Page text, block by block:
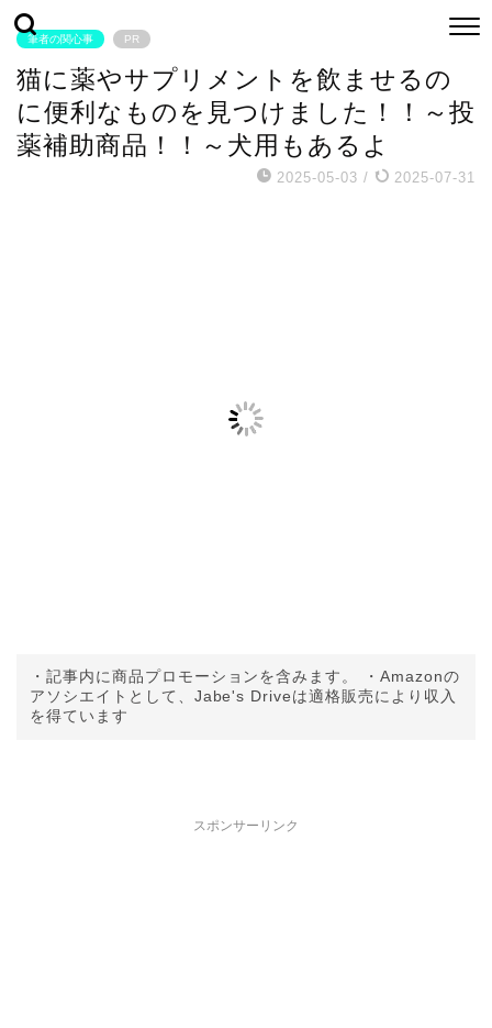
筆者の関心事 PR
猫に薬やサプリメントを飲ませるの
に便利なものを見つけました！！～投
薬補助商品！！～犬用もあるよ
2025-05-03 / 2025-07-31
・記事内に商品プロモーションを含みます。 ・Amazonの
アソシエイトとして、Jabe's Driveは適格販売により収入
を得ています
スポンサーリンク